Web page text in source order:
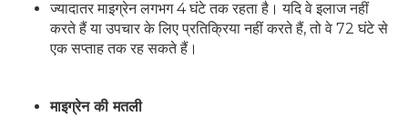
ज्यादातर माइग्रेन लगभग 4 घंटे तक रहता है। यदि वे इलाज नहीं
करते हैं या उपचार के लिए प्रतिक्रिया नहीं करते हैं, तो वे 72 घंटे से
एक सप्ताह तक रह सकते हैं।
माइग्रेन की मतली